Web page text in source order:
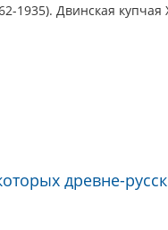
1935). Двинская купчая
древне-